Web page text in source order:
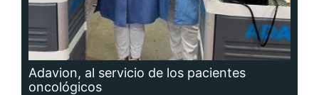
Adavion, al servicio de los pacientes
oncológicos